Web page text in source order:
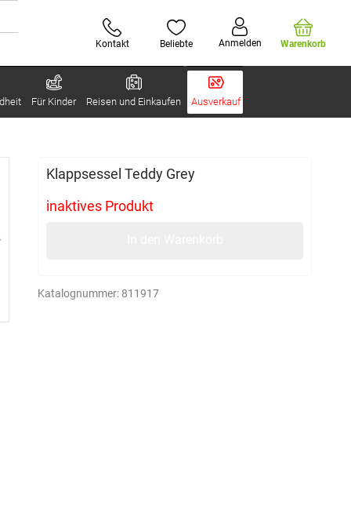
Kontakt Beliebte Anmelden Warenkorb
Für Kinder Reisen und Einkaufen Ausverkauf
Klappsessel Teddy Grey
inaktives Produkt
Katalognummer: 811917